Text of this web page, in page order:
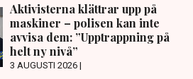
Aktivisterna klättrar upp på
maskiner – polisen kan inte
avvisa dem: ”Upptrappning på
helt ny nivå”
3 AUGUSTI 2026 |